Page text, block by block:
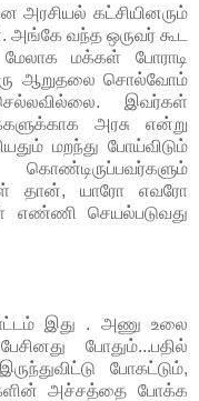
அரசியல் கட்சியினரும்
அங்கே வந்த ஒருவர் கூட
மக்கள் போராடி
ஆறுதலை சொல்வோம்
இவர்கள்
அரசு என்று
மறந்து போய்விடும்
தான், யாரோ எவரோ
எண்ணி செயல்படுவது
இது . அணு உலை
போதும்...பதில்
போகட்டும்,
அச்சத்தை போக்க